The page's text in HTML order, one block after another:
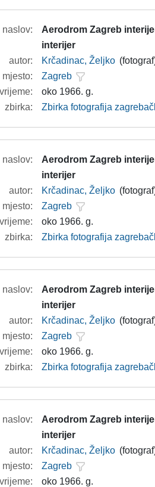
naslov:
Aerodrom Zagreb
interijer
autor:
Krčadinac, Željko
mjesto:
Zagreb
vrijeme:
oko 1966. g.
zbirka:
Zbirka fotografija
naslov:
Aerodrom Zagreb
interijer
autor:
Krčadinac, Željko
mjesto:
Zagreb
vrijeme:
oko 1966. g.
zbirka:
Zbirka fotografija
naslov:
Aerodrom Zagreb
interijer
autor:
Krčadinac, Željko
mjesto:
Zagreb
vrijeme:
oko 1966. g.
zbirka:
Zbirka fotografija
naslov:
Aerodrom Zagreb
interijer
autor:
Krčadinac, Željko
mjesto:
Zagreb
vrijeme:
oko 1966. g.